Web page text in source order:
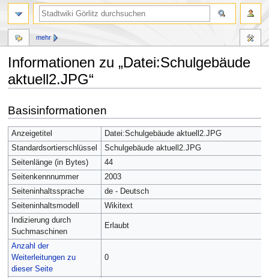
Informationen zu „Datei:Schulgebäude
aktuell2.JPG“
Navigation
springen
Suche
springen
Basisinformationen
Anzeigetitel
Datei:Schulgebäude aktuell2.JPG
Standardsortierschlüssel
Schulgebäude aktuell2.JPG
Seitenlänge (in Bytes)
44
Seitenkennnummer
2003
Seiteninhaltssprache
de - Deutsch
Seiteninhaltsmodell
Wikitext
Indizierung durch
Suchmaschinen
Erlaubt
Anzahl der
Weiterleitungen zu
dieser Seite
0
mehr